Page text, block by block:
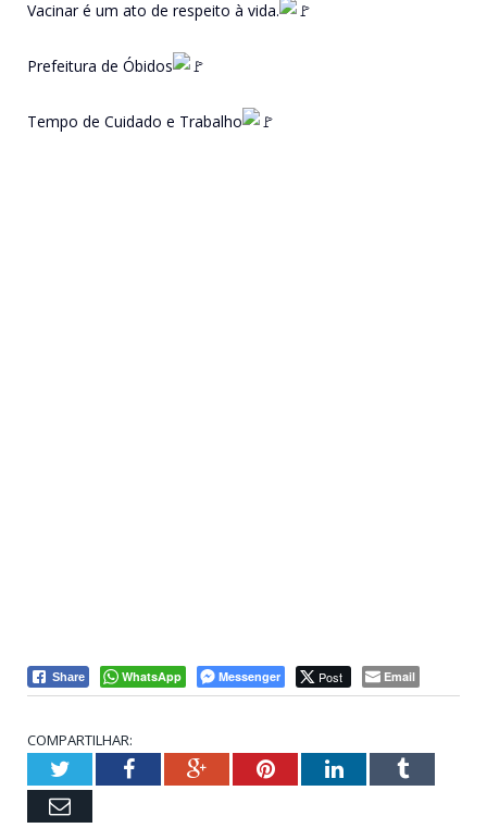
Vacinar é um ato de respeito à vida.
Prefeitura de Óbidos
Tempo de Cuidado e Trabalho
Share WhatsApp Messenger Post Email
COMPARTILHAR:
TwitterFacebookGoogle+PinterestLinkedInTumblr
Email